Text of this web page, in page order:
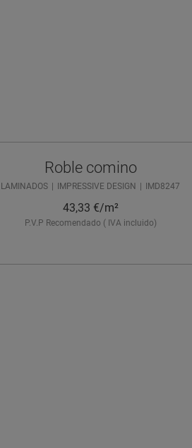
Roble comino
LAMINADOS IMPRESSIVE DESIGN IMD8247
43,33 €/m²
P.V.P Recomendado ( IVA incluido)